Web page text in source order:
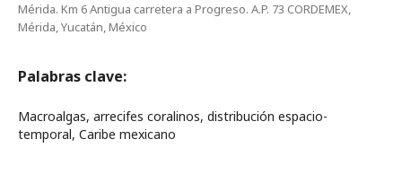
Mérida. Km 6 Antigua carretera a Progreso. A.P. 73 CORDEMEX,
Mérida, Yucatán, México
Palabras clave:
Macroalgas, arrecifes coralinos, distribución espacio-
temporal, Caribe mexicano